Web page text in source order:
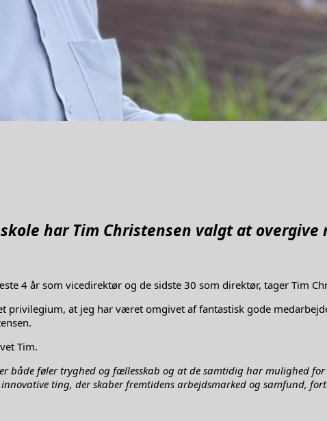
har Tim Christensen valgt at overgive
4 år som vicedirektør og de sidste 30 som direktør, tager Tim
privilegium, at jeg har været omgivet af fantastisk gode
Tim.
både føler tryghed og fællesskab og at de samtidig har mulighed
ting, der skaber fremtidens arbejdsmarked og samfund,